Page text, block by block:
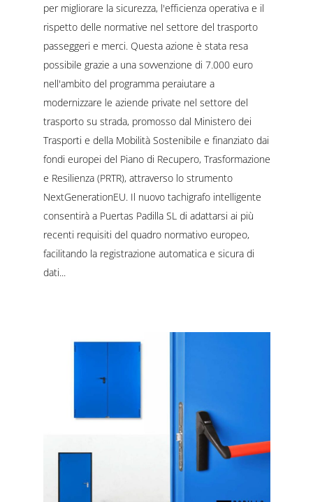
per migliorare la sicurezza, l'efficienza operativa e il
rispetto delle normative nel settore del trasporto
passeggeri e merci. Questa azione è stata resa
possibile grazie a una sovvenzione di 7.000 euro
nell'ambito del programma peraiutare a
modernizzare le aziende private nel settore del
trasporto su strada, promosso dal Ministero dei
Trasporti e della Mobilità Sostenibile e finanziato dai
fondi europei del Piano di Recupero, Trasformazione
e Resilienza (PRTR), attraverso lo strumento
NextGenerationEU. Il nuovo tachigrafo intelligente
consentirà a Puertas Padilla SL di adattarsi ai più
recenti requisiti del quadro normativo europeo,
facilitando la registrazione automatica e sicura di
dati